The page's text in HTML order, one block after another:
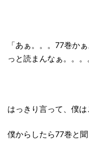
「あぁ。。。77巻か
っと読まんなぁ。。。
はっきり言って、僕は
僕からしたら77巻と